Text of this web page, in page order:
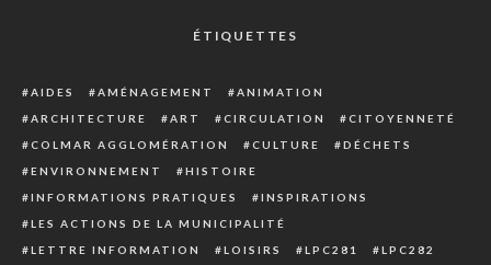
ÉTIQUETTES
AIDES AMÉNAGEMENT
ANIMATION
ARCHITECTURE
ART CIRCULATION
CITOYENNETÉ
COLMAR AGGLOMÉRATION
CULTURE
DÉCHETS
ENVIRONNEMENT
HISTOIRE
INFORMATIONS PRATIQUES
INSPIRATIONS
LES ACTIONS DE LA MUNICIPALITÉ
LETTRE INFORMATION
LOISIRS LPC281
LPC282